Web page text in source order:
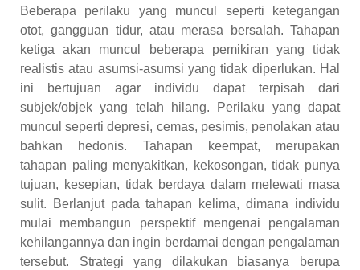
Beberapa perilaku yang muncul seperti ketegangan
otot, gangguan tidur, atau merasa bersalah. Tahapan
ketiga akan muncul beberapa pemikiran yang tidak
realistis atau asumsi-asumsi yang tidak diperlukan. Hal
ini bertujuan agar individu dapat terpisah dari
subjek/objek yang telah hilang. Perilaku yang dapat
muncul seperti depresi, cemas, pesimis, penolakan atau
bahkan hedonis. Tahapan keempat, merupakan
tahapan paling menyakitkan, kekosongan, tidak punya
tujuan, kesepian, tidak berdaya dalam melewati masa
sulit. Berlanjut pada tahapan kelima, dimana individu
mulai membangun perspektif mengenai pengalaman
kehilangannya dan ingin berdamai dengan pengalaman
tersebut. Strategi yang dilakukan biasanya berupa